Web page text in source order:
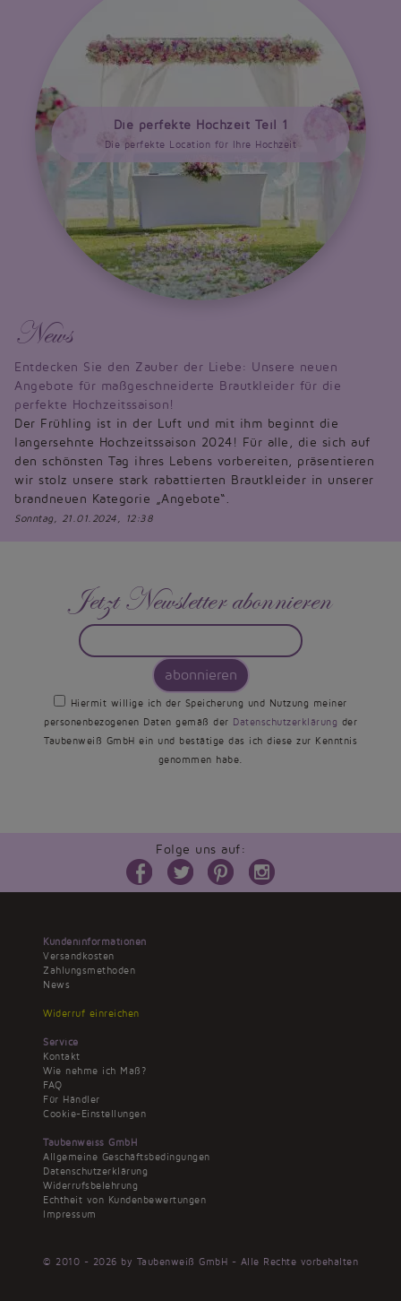
Die perfekte Hochzeit Teil 1
Die perfekte Location für Ihre Hochzeit
News
Entdecken Sie den Zauber der Liebe: Unsere neuen
Angebote für maßgeschneiderte Brautkleider für die
perfekte Hochzeitssaison!
Der Frühling ist in der Luft und mit ihm beginnt die
langersehnte Hochzeitssaison 2024! Für alle, die sich auf
den schönsten Tag ihres Lebens vorbereiten, präsentieren
wir stolz unsere stark rabattierten Brautkleider in unserer
brandneuen Kategorie „Angebote“.
Sonntag, 21.01.2024, 12:38
Jetzt Newsletter abonnieren
abonnieren
Hiermit willige ich der Speicherung und Nutzung meiner
personenbezogenen Daten gemäß der Datenschutzerklärung der
Taubenweiß GmbH ein und bestätige das ich diese zur Kenntnis
genommen habe.
Folge uns auf:
Kundeninformationen
Versandkosten
Zahlungsmethoden
News
Widerruf einreichen
Service
Kontakt
Wie nehme ich Maß?
FAQ
Für Händler
Cookie-Einstellungen
Taubenweiss GmbH
Allgemeine Geschäftsbedingungen
Datenschutzerklärung
Widerrufsbelehrung
Echtheit von Kundenbewertungen
Impressum
© 2010 - 2026 by Taubenweiß GmbH - Alle Rechte vorbehalten